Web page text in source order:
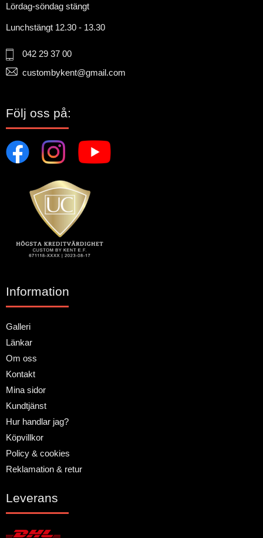
Lördag-söndag stängt
Lunchstängt 12.30 - 13.30
042 29 37 00
custombykent@gmail.com
Följ oss på:
Information
Galleri
Länkar
Om oss
Kontakt
Mina sidor
Kundtjänst
Hur handlar jag?
Köpvillkor
Policy & cookies
Reklamation & retur
Leverans